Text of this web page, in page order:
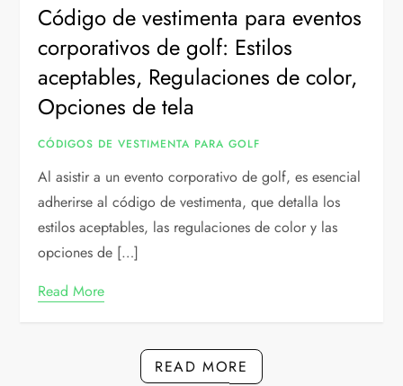
Código de vestimenta para eventos
corporativos de golf: Estilos
aceptables, Regulaciones de color,
Opciones de tela
CÓDIGOS DE VESTIMENTA PARA GOLF
Al asistir a un evento corporativo de golf, es esencial
adherirse al código de vestimenta, que detalla los
estilos aceptables, las regulaciones de color y las
opciones de […]
Read More
READ MORE